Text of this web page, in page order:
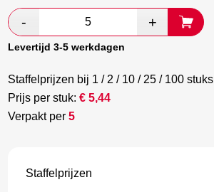
prijs
was:
€ 9,38.
prijs
€ 5,44.
Levertijd 3-5 werkdagen
Staffelprijzen bij 1 / 2 / 10 / 25 / 100 stuks
Prijs per stuk:€5,44
Verpakt per5
Staffelprijzen